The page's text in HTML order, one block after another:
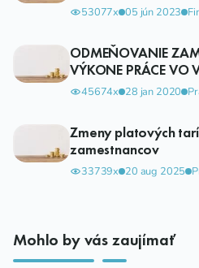
53077x 05 jún 2023
ODMEŇOVANIE
VÝKONE PRÁCE VO
45674x 28 jan 2020
Zmeny platových
zamestnancov
33739x 20 aug 2025
Mohlo by vás zaujímať